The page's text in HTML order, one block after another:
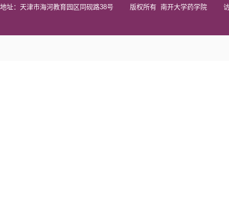
地址：天津市海河教育园区同砚路38号 版权所有 南开大学药学院 访